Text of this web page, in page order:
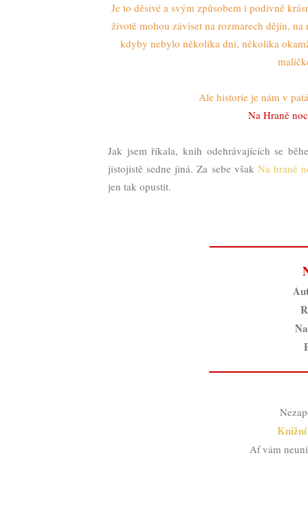
Je to děsivé a svým způsobem i podivně
životě mohou záviset na rozmarech dějin,
kdyby nebylo několika dní, několika
Ale historie je nám v
Na Hraně
Jak jsem říkala, knih odehrávajících se
jistojistě sedne jiná. Za sebe však Na hraně
jen tak opustit.
Knižní
Ať vám